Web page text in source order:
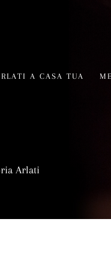
A CASA TUA
Arlati